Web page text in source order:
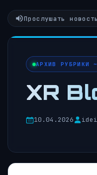
Прослушать новость
АРХИВ РУБРИКИ
XR
10.04.2026